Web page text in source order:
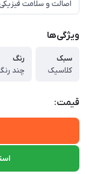
اصالت و سلامت فیزیکی
ویژگی‌ها
سبک
کلاسیک
رنگ
چند
قیمت: